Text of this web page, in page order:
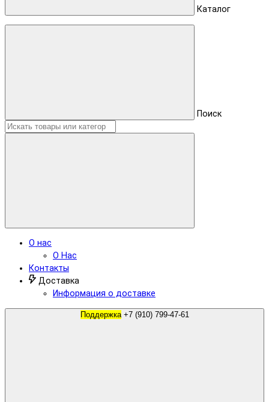
Каталог
Поиск
О нас
О Нас
Контакты
Доставка
Информация о доставке
Поддержка +7 (910) 799-47-61